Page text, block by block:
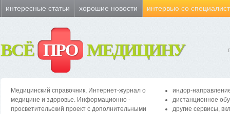
интересные статьи хорошие новости интервью со
ВСЁ ПРО МЕДИЦИНУ
Медицинский справочник, Интернет-журнал о
медицине и здоровье. Информационно -
просветительский проект с дополнительными
индор-
дистанционное
другие сервисы,